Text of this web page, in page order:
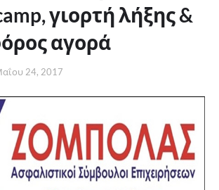
γιορτή λήξης &
αγορά
24, 2017